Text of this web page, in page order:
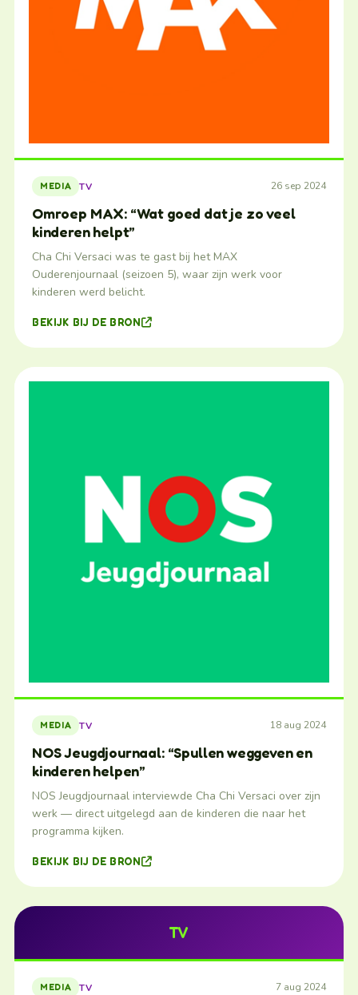
MEDIA TV 26 sep 2024
Omroep MAX: “Wat goed dat je zo veel
kinderen helpt”
Cha Chi Versaci was te gast bij het MAX
Ouderenjournaal (seizoen 5), waar zijn werk voor
kinderen werd belicht.
BEKIJK BIJ DE BRON
MEDIA TV 18 aug 2024
NOS Jeugdjournaal: “Spullen weggeven en
kinderen helpen”
NOS Jeugdjournaal interviewde Cha Chi Versaci over zijn
werk — direct uitgelegd aan de kinderen die naar het
programma kijken.
BEKIJK BIJ DE BRON
TV
MEDIA TV 7 aug 2024